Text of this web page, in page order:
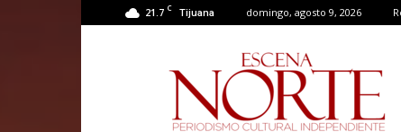
21.7 C Tijuana domingo, agosto 9, 2026
Norte